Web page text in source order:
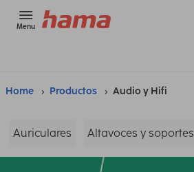
Menu
Home Productos Audio y Hifi
Auriculares Altavoces y soportes